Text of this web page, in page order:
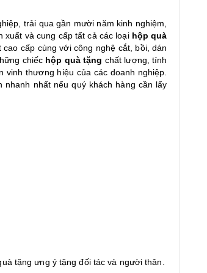
trải qua gần mười năm kinh nghiệm,
và cung cấp tất cả các loại hộp quà
cấp cùng với công nghệ cắt, bồi, dán
chiếc hộp quà tặng chất lượng, tính
thương hiệu của các doanh nghiệp.
nhất nếu quý khách hàng cần lấy
tặng ưng ý tặng đối tác và người thân.